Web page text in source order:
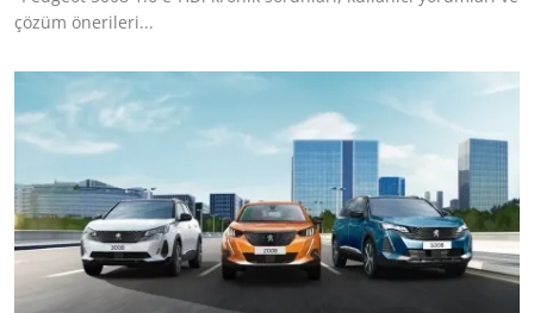
Elektrikli & Hibrit
Kiralama & Filo
Sürüş & Güvenlik
Lastik & Jant
Yağlar & Sıvılar
LPG & Yakıt
çözüm önerileri...